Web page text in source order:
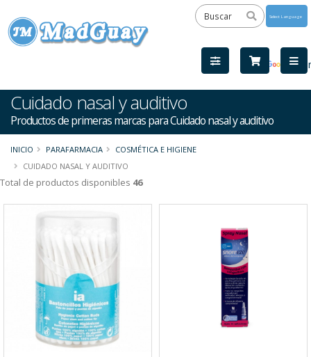
by
Cuidado nasal y auditivo
Productos de primeras marcas para Cuidado nasal y auditivo
INICIO PARAFARMACIA
COSMÉTICA E HIGIENE
CUIDADO NASAL Y AUDITIVO
Total de productos disponibles 46